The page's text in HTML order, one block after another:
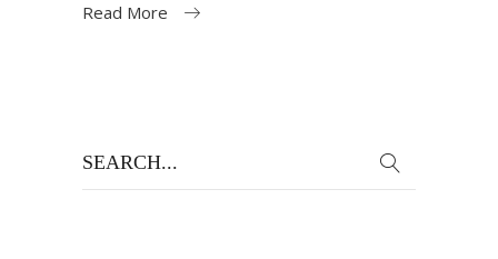
Read More